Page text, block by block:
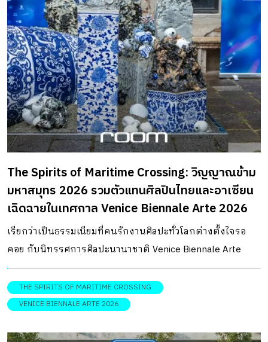
เปรียบด้านสภาพแวดล้อม โดยตั้งใจยกบรรยากาศสนามเด็ก
เล่นตามธรรมชาติแบบเอาต์ดอร์เข้ามาไว้ในอาคาร ใช้ความรู้สึก
ของธรรมชาติเป็นตัวนำผ่านวัสดุธรรมชาติอย่างไม้สะเดา ไม้สัก
และทรายจากแม่น้ำ มาใช้ในการออกแบบพื้นที่ เพื่อให้เด็กได้
สัมผัสพื้นผิวที่แท้จริงของธรรมชาติ เหมือนอยู่ในสนามเด็กเล่น
เอาต์ดอร์ โดยผู้ปกครองยังรู้สึกได้ถึงความปลอดภัยและยังอยู่
ในสายตา “พื้นที่เล่นคือพื้นที่ที่เขามีอิสรภาพ มี […]
The Spirits of Maritime Crossing: วิญญาณข้าม
มหาสมุทร 2026 รวมตัวแทนศิลปินไทยและอาเซียน
เฉิดฉายในเทศกาล Venice Biennale Arte 2026
เรียกว่าเป็นธรรมเนียมที่คนรักงานศิลปะทั่วโลกต่างตั้งใจรอ
คอย กับนิทรรศการศิลปะนานาชาติ Venice Biennale Arte
หมุดหมายสำคัญของวงการในทุก ๆ 2 ปี และสำหรับปี 2026 นี้
จัดขึ้นเป็นครั้งที่ 61 ภายใต้ชื่อธีมงานว่า “In Minor Keys ” เพื่อ
แสดงออกถึงเสียงที่ไม่เคยถูกให้ความสำคัญ ด้วยการเล่าเรื่อง
THE SPIRITS OF MARITIME CROSSING
VENICE BIENNALE ARTE 2026